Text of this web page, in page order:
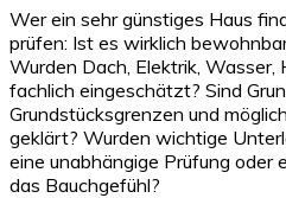
Wer ein sehr günstiges Haus
prüfen: Ist es wirklich
Wurden Dach, Elektrik, Wasser,
fachlich eingeschätzt? Sind
Grundstücksgrenzen und
geklärt? Wurden wichtige
eine unabhängige Prüfung oder
das Bauchgefühl?